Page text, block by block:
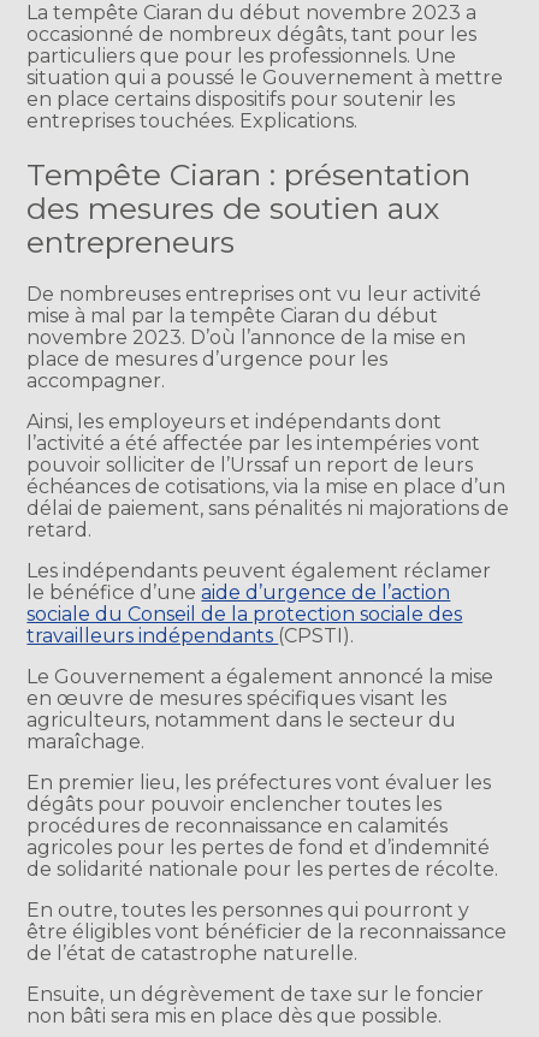
La tempête Ciaran du début novembre 2023 a
occasionné de nombreux dégâts, tant pour les
particuliers que pour les professionnels. Une
situation qui a poussé le Gouvernement à mettre
en place certains dispositifs pour soutenir les
entreprises touchées. Explications.
Tempête Ciaran : présentation
des mesures de soutien aux
entrepreneurs
De nombreuses entreprises ont vu leur activité
mise à mal par la tempête Ciaran du début
novembre 2023. D’où l’annonce de la mise en
place de mesures d’urgence pour les
accompagner.
Ainsi, les employeurs et indépendants dont
l’activité a été affectée par les intempéries vont
pouvoir solliciter de l’Urssaf un report de leurs
échéances de cotisations, via la mise en place d’un
délai de paiement, sans pénalités ni majorations de
retard.
Les indépendants peuvent également réclamer
le bénéfice d’uneaide d’urgence de l’action
sociale du Conseil de la protection sociale des
travailleurs indépendants (CPSTI).
Le Gouvernement a également annoncé la mise
en œuvre de mesures spécifiques visant les
agriculteurs, notamment dans le secteur du
maraîchage.
En premier lieu, les préfectures vont évaluer les
dégâts pour pouvoir enclencher toutes les
procédures de reconnaissance en calamités
agricoles pour les pertes de fond et d’indemnité
de solidarité nationale pour les pertes de récolte.
En outre, toutes les personnes qui pourront y
être éligibles vont bénéficier de la reconnaissance
de l’état de catastrophe naturelle.
Ensuite, un dégrèvement de taxe sur le foncier
non bâti sera mis en place dès que possible.